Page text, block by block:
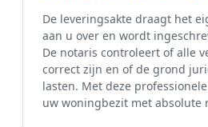
De leveringsakte draagt het
aan u over en wordt
De notaris controleert of alle
correct zijn en of de grond
lasten. Met deze
uw woningbezit met absolute